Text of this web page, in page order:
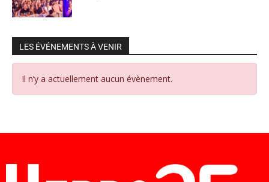
LES ÉVÉNEMENTS À VENIR
Il n’y a actuellement aucun évènement.